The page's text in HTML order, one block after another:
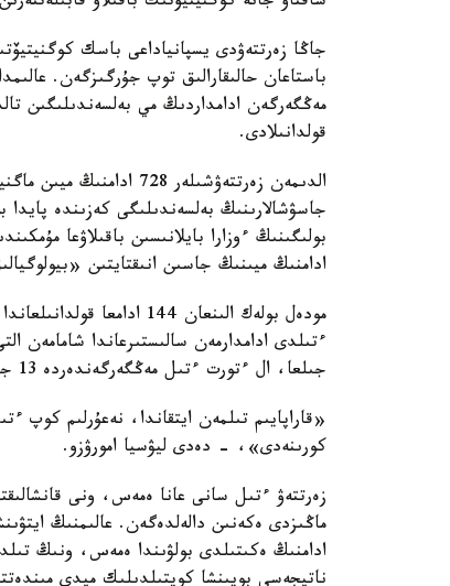
جاڭا زەرتتەۋدى يسپانياداعى باسك
مەڭگەرگەن ادامداردىڭ مي بەلسەندىلىگىن
قولدانىلادى.
الدىمەن زەرتتەۋشىلەر
جاسۋشالارىنىڭ بەلسەندىلىگى كەزىندە
بولىگىنىڭ ءوزارا بايلانىسىن باقىلاۋعا
ادامنىڭ ميىنىڭ جاسىن انىقتايتىن
مودەل بولەك الىنعان
ءتىلدى ادامدارمەن سالىستىرعاندا
جىلعا، ال ءتورت ءتىل مەڭگەرگەندەردە 13 جىلعا دەيىن جەتكەن.
«قاراپايىم تىلمەن ايتقاندا، نەعۇرلىم
كورىنەدى»، - دەدى ليۋسيا امورۋزو.
زەرتتەۋ ءتىل سانى عانا ەمەس، ونى
ماڭىزدى ەكەنىن دالەلدەگەن. عالىمنىڭ
ادامنىڭ ەكىتىلدى بولۋىندا ەمەس، ونىڭ
ناتيجەسى بويىنشا كوپتىلدىلىك ميدى